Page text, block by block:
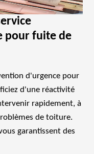
pour fuite de
d'urgence pour
d'une réactivité
rapidement, à
de toiture.
garantissent des